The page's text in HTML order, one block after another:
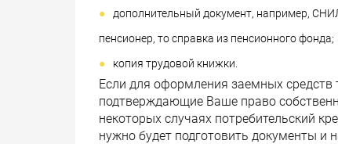
дополнительный документ, например,
пенсионер, то справка из пенсионного фонда;
копия трудовой книжки.
Если для оформления заемных средств
подтверждающие Ваше право
некоторых случаях потребительский
нужно будет подготовить документы и